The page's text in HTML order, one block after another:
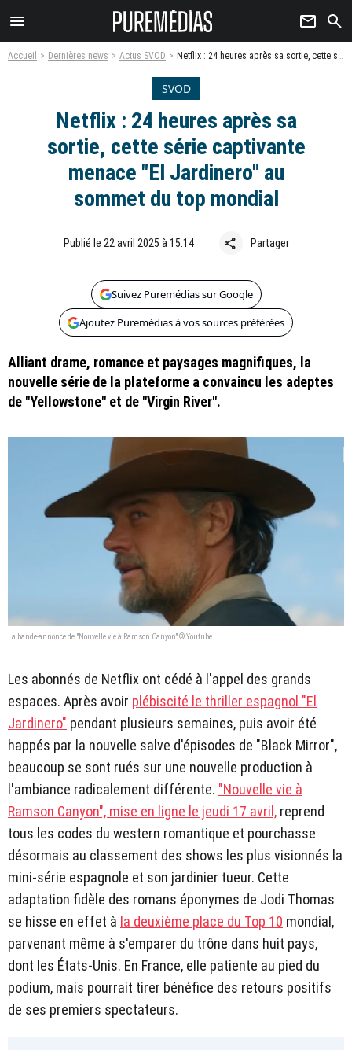
menu newsletter search
Accueil Dernières news Actus SVOD Netflix : 24 heures après sa sortie, cette série captivante menace "El Jardinero" au sommet du top mondial
SVOD
Netflix : 24 heures après sa
sortie, cette série captivante
menace "El Jardinero" au
sommet du top mondial
Publié le 22 avril 2025 à 15:14 share Partager
Suivez Puremédias sur Google
Ajoutez Puremédias à vos sources préférées
Alliant drame, romance et paysages magnifiques, la
nouvelle série de la plateforme a convaincu les adeptes
de "Yellowstone" et de "Virgin River".
La bande-annonce de "Nouvelle vie à Ramson Canyon" © Youtube
Les abonnés de Netflix ont cédé à l'appel des grands
espaces. Après avoir plébiscité le thriller espagnol "El
Jardinero" pendant plusieurs semaines, puis avoir été
happés par la nouvelle salve d'épisodes de "Black Mirror",
beaucoup se sont rués sur une nouvelle production à
l'ambiance radicalement différente. "Nouvelle vie à
Ramson Canyon", mise en ligne le jeudi 17 avril, reprend
tous les codes du western romantique et pourchasse
désormais au classement des shows les plus visionnés la
mini-série espagnole et son jardinier tueur. Cette
adaptation fidèle des romans éponymes de Jodi Thomas
se hisse en effet à la deuxième place du Top 10 mondial,
parvenant même à s'emparer du trône dans huit pays,
dont les États-Unis. En France, elle patiente au pied du
podium, mais pourrait tirer bénéfice des retours positifs
de ses premiers spectateurs.